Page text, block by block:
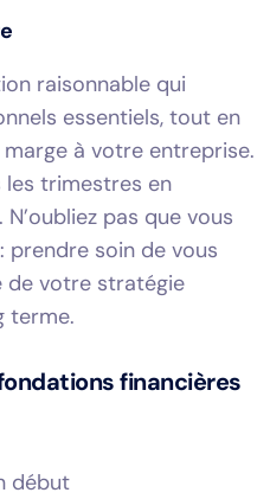
raisonnable qui
essentiels, tout en
à votre entreprise.
les trimestres en
pas que vous
soin de vous
de votre stratégie
terme.
financières
début